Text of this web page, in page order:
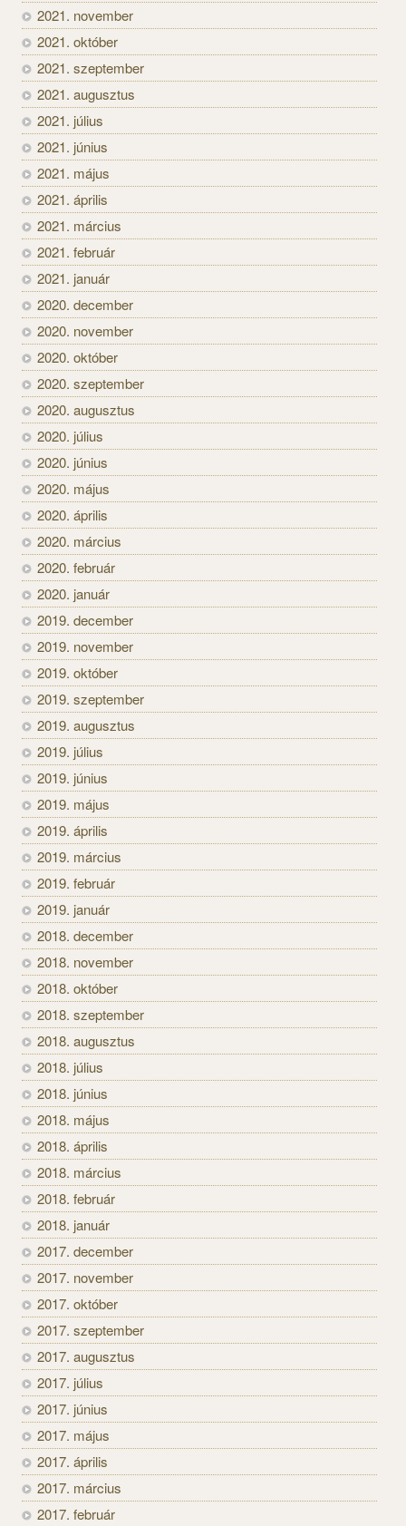
2021. november
2021. október
2021. szeptember
2021. augusztus
2021. július
2021. június
2021. május
2021. április
2021. március
2021. február
2021. január
2020. december
2020. november
2020. október
2020. szeptember
2020. augusztus
2020. július
2020. június
2020. május
2020. április
2020. március
2020. február
2020. január
2019. december
2019. november
2019. október
2019. szeptember
2019. augusztus
2019. július
2019. június
2019. május
2019. április
2019. március
2019. február
2019. január
2018. december
2018. november
2018. október
2018. szeptember
2018. augusztus
2018. július
2018. június
2018. május
2018. április
2018. március
2018. február
2018. január
2017. december
2017. november
2017. október
2017. szeptember
2017. augusztus
2017. július
2017. június
2017. május
2017. április
2017. március
2017. február